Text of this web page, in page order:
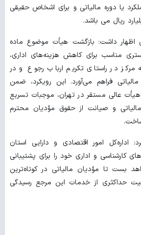
یا دوره مالیاتی و برای اشخاص حقیقی
داشت: بازگشت هیأت موضوع ماده
بستری مناسب برای کاهش هزینه‌های اداری،
مرکز در راستای تکریم ارباب رجوع و در
فراهم می‌آورد. این رویکرد، ضمن
عالی مستقر در تهران، موجبات تسریع
مالیاتی و صیانت از حقوق مؤدیان محترم
اداره‌کل امور اقتصادی و دارایی استان
کارشناسی و اداری خود را برای پشتیبانی
بست تا مؤدیان مالیاتی در کوتاه‌ترین
حداکثری از خدمات این مرجع رسیدگی